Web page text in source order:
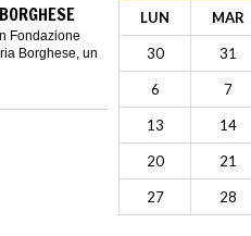
Fondazione
Borghese, un
LUN MAR
30 31
6 7
13 14
20 21
27 28